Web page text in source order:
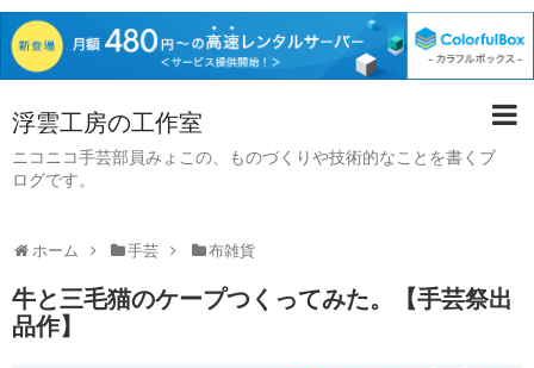
浮雲工房の工作室
ニコニコ手芸部員みょこの、ものづくりや技術的なことを書くブ
ログです。
ホーム 手芸 布雑貨
牛と三毛猫のケープつくってみた。【手芸祭出
品作】